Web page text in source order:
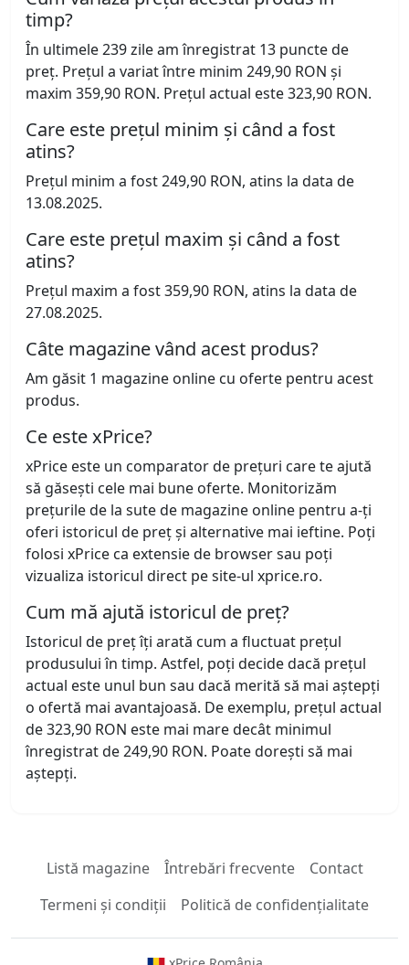
timp?
În ultimele 239 zile am înregistrat 13 puncte de
preț. Prețul a variat între minim 249,90 RON și
maxim 359,90 RON. Prețul actual este 323,90 RON.
Care este prețul minim și când a fost
atins?
Prețul minim a fost 249,90 RON, atins la data de
13.08.2025.
Care este prețul maxim și când a fost
atins?
Prețul maxim a fost 359,90 RON, atins la data de
27.08.2025.
Câte magazine vând acest produs?
Am găsit 1 magazine online cu oferte pentru acest
produs.
Ce este xPrice?
xPrice este un comparator de prețuri care te ajută
să găsești cele mai bune oferte. Monitorizăm
prețurile de la sute de magazine online pentru a-ți
oferi istoricul de preț și alternative mai ieftine. Poți
folosi xPrice ca extensie de browser sau poți
vizualiza istoricul direct pe site-ul xprice.ro.
Cum mă ajută istoricul de preț?
Istoricul de preț îți arată cum a fluctuat prețul
produsului în timp. Astfel, poți decide dacă prețul
actual este unul bun sau dacă merită să mai aștepți
o ofertă mai avantajoasă. De exemplu, prețul actual
de 323,90 RON este mai mare decât minimul
înregistrat de 249,90 RON. Poate dorești să mai
aștepți.
Listă magazine Întrebări frecvente
Contact
Termeni și condiții
Politică de confidențialitate